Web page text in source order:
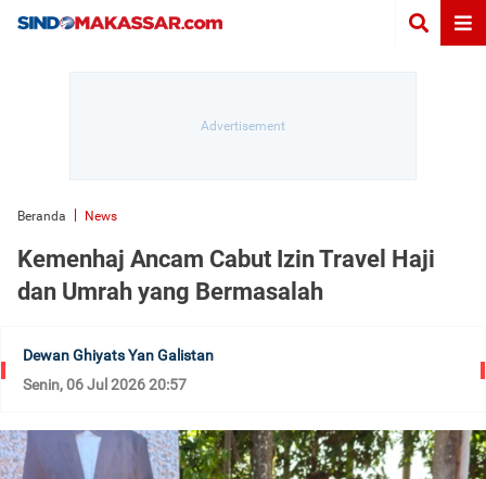
Beranda News
Kemenhaj Ancam Cabut Izin Travel Haji
dan Umrah yang Bermasalah
Dewan Ghiyats Yan Galistan
Senin, 06 Jul 2026 20:57